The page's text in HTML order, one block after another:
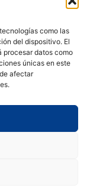
como las
del dispositivo. El
procesar datos como
únicas en este
afectar